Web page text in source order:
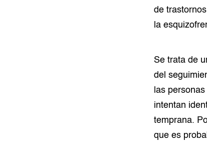
de
la
Se trata de
del
las
intentan
temprana.
que es